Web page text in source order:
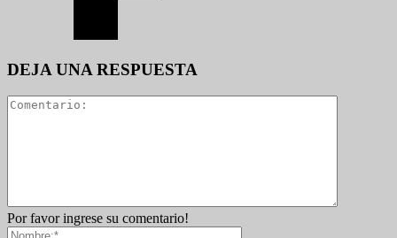
DEJA UNA RESPUESTA
Por favor ingrese su comentario!